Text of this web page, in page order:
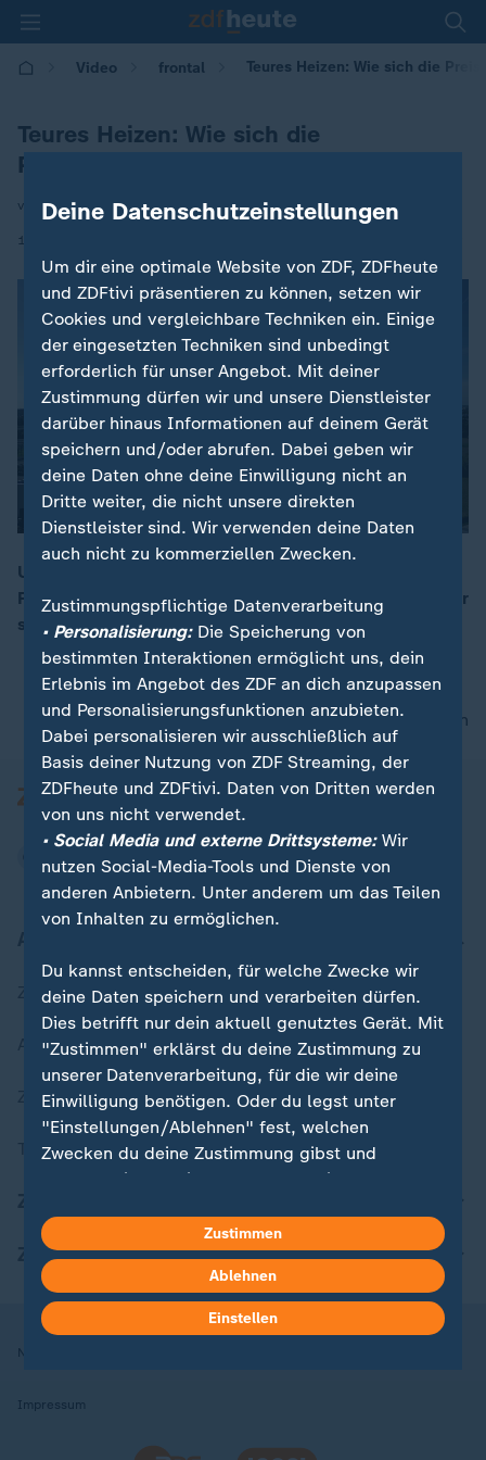
Video frontal Teures Heizen: Wie sich die
Teures Heizen: Wie sich die
Preissteigerung bei Fernwärme erklärt
von Michael Hölting
11.12.2025 | 09:56
00:16
Um rund 27 Prozent haben sich die Preise für
Fernwärme für Kunden zuletzt erhöht. Die Gründe dafür
sind vielfältig. Es laufen Klagen und Verfahren.
nach oben
Zuletzt veröffentlicht
Aktuelle Sendungs-Videos
ZDFheute Stories
Themen im Überblick
ZDFheute Apps
Nutzungsbedingungen
Impressum
Deine Datenschutzeinstellungen
Um dir eine optimale Website von ZDF, ZDFheute
und ZDFtivi präsentieren zu können, setzen wir
Cookies und vergleichbare Techniken ein. Einige
der eingesetzten Techniken sind unbedingt
erforderlich für unser Angebot. Mit deiner
Zustimmung dürfen wir und unsere Dienstleister
darüber hinaus Informationen auf deinem Gerät
speichern und/oder abrufen. Dabei geben wir
deine Daten ohne deine Einwilligung nicht an
Dritte weiter, die nicht unsere direkten
Dienstleister sind. Wir verwenden deine Daten
auch nicht zu kommerziellen Zwecken.
Zustimmungspflichtige Datenverarbeitung
• Personalisierung:Die Speicherung von
bestimmten Interaktionen ermöglicht uns, dein
Erlebnis im Angebot des ZDF an dich anzupassen
und Personalisierungsfunktionen anzubieten.
Dabei personalisieren wir ausschließlich auf
Basis deiner Nutzung von ZDF Streaming, der
ZDFheute und ZDFtivi. Daten von Dritten werden
von uns nicht verwendet.
• Social Media und externe Drittsysteme:Wir
nutzen Social-Media-Tools und Dienste von
anderen Anbietern. Unter anderem um das Teilen
von Inhalten zu ermöglichen.
Du kannst entscheiden, für welche Zwecke wir
deine Daten speichern und verarbeiten dürfen.
Dies betrifft nur dein aktuell genutztes Gerät. Mit
"Zustimmen" erklärst du deine Zustimmung zu
unserer Datenverarbeitung, für die wir deine
Einwilligung benötigen. Oder du legst unter
"Einstellungen/Ablehnen" fest, welchen
Zwecken du deine Zustimmung gibst und
welchen nicht. Deine Datenschutzeinstellungen
in deinen Einstellungen widerrufen oder ändern.
Hier findest du das Impressum.
Weitere Informationen findest du in unserer
Datenschutzerklärung.
Zustimmen
Ablehnen
Einstellen